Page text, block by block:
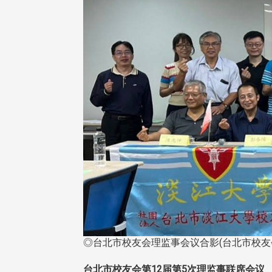
◎台北市校友会理监事会议合影(台北市校
台北市校友会第12届第5次理监事联席会议